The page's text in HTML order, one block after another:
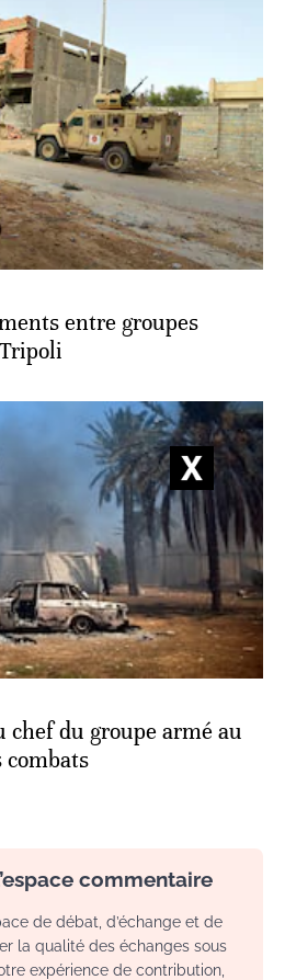
entre groupes
du groupe armé au
combats
commentaire
de débat, d’échange et de
la qualité des échanges sous
expérience de contribution,